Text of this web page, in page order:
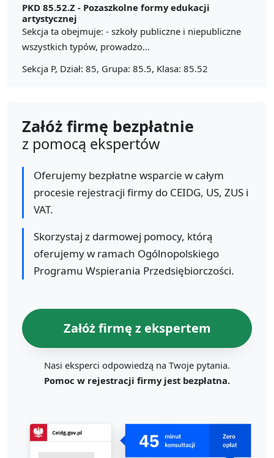
PKD 85.52.Z - Pozaszkolne formy edukacji
artystycznej
Sekcja ta obejmuje: - szkoły publiczne i niepubliczne
wszystkich typów, prowadzo...
Sekcja P, Dział: 85, Grupa: 85.5, Klasa: 85.52
Załóż firmę bezpłatnie
z pomocą ekspertów
Oferujemy bezpłatne wsparcie w całym
procesie rejestracji firmy do CEIDG, US, ZUS i
VAT.
Skorzystaj z darmowej pomocy, którą
oferujemy w ramach Ogólnopolskiego
Programu Wspierania Przedsiębiorczości.
Załóż firmę z ekspertem
Nasi eksperci odpowiedzą na Twoje pytania.
Pomoc w rejestracji firmy jest bezpłatna.